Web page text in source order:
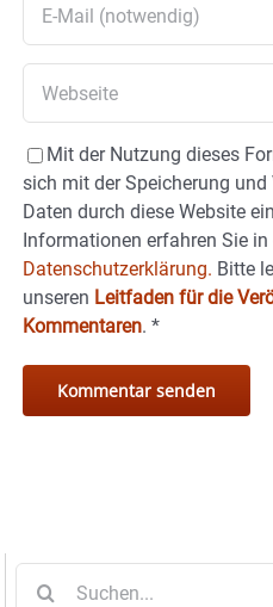
Mit der Nutzung dieses
sich mit der Speicherung und
Daten durch diese Website
Informationen erfahren Sie in
Datenschutzerklärung. Bitte
unseren Leitfaden für die
Kommentaren. *